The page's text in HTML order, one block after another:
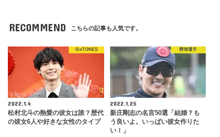
RECOMMEND こちらの記事も人気です。
SixTONES
2022.1.4
松村北斗の熱愛の彼女は誰？歴代
の彼女6人や好きな女性のタイプ
野球選手
2022.1.25
新庄剛志の名言50選「結婚？も
う良いよ。いっぱい彼女作りた
い！」